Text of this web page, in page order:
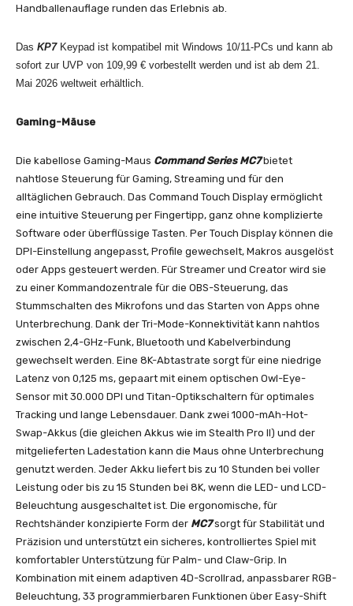
Handballenauflage runden das Erlebnis ab.
Das KP7Keypad ist kompatibel mit Windows 10/11-PCs und kann ab
sofort zur UVP von 109,99 € vorbestellt werden und ist ab dem 21.
Mai 2026 weltweit erhältlich.
Gaming-Mäuse
Die kabellose Gaming-Maus Command Series MC7bietet
nahtlose Steuerung für Gaming, Streaming und für den
alltäglichen Gebrauch. Das Command Touch Display ermöglicht
eine intuitive Steuerung per Fingertipp, ganz ohne komplizierte
Software oder überflüssige Tasten. Per Touch Display können die
DPI-Einstellung angepasst, Profile gewechselt, Makros ausgelöst
oder Apps gesteuert werden. Für Streamer und Creator wird sie
zu einer Kommandozentrale für die OBS-Steuerung, das
Stummschalten des Mikrofons und das Starten von Apps ohne
Unterbrechung. Dank der Tri-Mode-Konnektivität kann nahtlos
zwischen 2,4-GHz-Funk, Bluetooth und Kabelverbindung
gewechselt werden. Eine 8K-Abtastrate sorgt für eine niedrige
Latenz von 0,125 ms, gepaart mit einem optischen Owl-Eye-
Sensor mit 30.000 DPI und Titan-Optikschaltern für optimales
Tracking und lange Lebensdauer. Dank zwei 1000-mAh-Hot-
Swap-Akkus (die gleichen Akkus wie im Stealth Pro II) und der
mitgelieferten Ladestation kann die Maus ohne Unterbrechung
genutzt werden. Jeder Akku liefert bis zu 10 Stunden bei voller
Leistung oder bis zu 15 Stunden bei 8K, wenn die LED- und LCD-
Beleuchtung ausgeschaltet ist. Die ergonomische, für
Rechtshänder konzipierte Form der MC7sorgt für Stabilität und
Präzision und unterstützt ein sicheres, kontrolliertes Spiel mit
komfortabler Unterstützung für Palm- und Claw-Grip. In
Kombination mit einem adaptiven 4D-Scrollrad, anpassbarer RGB-
Beleuchtung, 33 programmierbaren Funktionen über Easy-Shift